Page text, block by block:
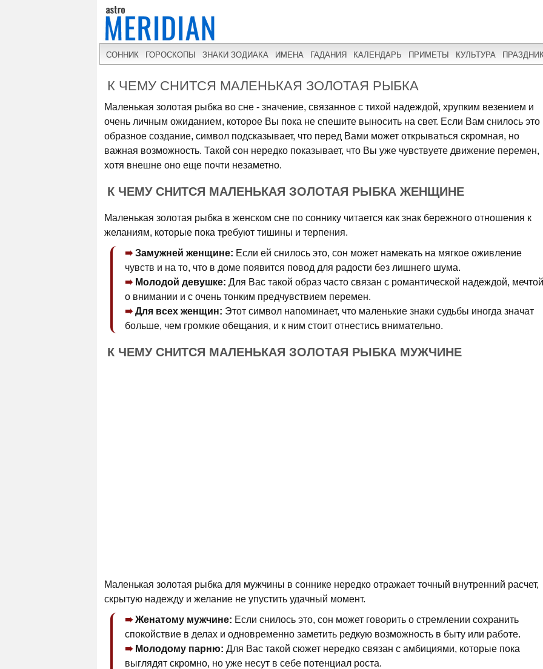
СОННИК ГОРОСКОПЫ ЗНАКИ ЗОДИАКА ИМЕНА ГАДАНИЯ КАЛЕНДАРЬ ПРИМЕТЫ КУЛЬТУРА
К ЧЕМУ СНИТСЯ МАЛЕНЬКАЯ ЗОЛОТАЯ РЫБКА
Маленькая золотая рыбка во сне - значение, связанное с тихой надеждой, хрупким везением и
очень личным ожиданием, которое Вы пока не спешите выносить на свет. Если Вам снилось это
образное создание, символ подсказывает, что перед Вами может открываться скромная, но
важная возможность. Такой сон нередко показывает, что Вы уже чувствуете движение перемен,
хотя внешне оно еще почти незаметно.
К ЧЕМУ СНИТСЯ МАЛЕНЬКАЯ ЗОЛОТАЯ РЫБКА ЖЕНЩИНЕ
Маленькая золотая рыбка в женском сне по соннику читается как знак бережного отношения к
желаниям, которые пока требуют тишины и терпения.
Замужней женщине: Если ей снилось это, сон может намекать на мягкое оживление
чувств и на то, что в доме появится повод для радости без лишнего шума.
Молодой девушке: Для Вас такой образ часто связан с романтической надеждой, мечтой
о внимании и с очень тонким предчувствием перемен.
Для всех женщин: Этот символ напоминает, что маленькие знаки судьбы иногда значат
больше, чем громкие обещания, и к ним стоит отнестись внимательно.
К ЧЕМУ СНИТСЯ МАЛЕНЬКАЯ ЗОЛОТАЯ РЫБКА МУЖЧИНЕ
Маленькая золотая рыбка для мужчины в соннике нередко отражает точный внутренний расчет,
скрытую надежду и желание не упустить удачный момент.
Женатому мужчине: Если снилось это, сон может говорить о стремлении сохранить
спокойствие в делах и одновременно заметить редкую возможность в быту или работе.
Молодому парню: Для Вас такой сюжет нередко связан с амбициями, которые пока
выглядят скромно, но уже несут в себе потенциал роста.